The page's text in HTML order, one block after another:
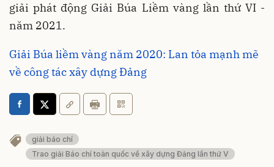
giải phát động Giải Búa Liềm vàng lần thứ VI -
năm 2021.
Giải Búa liềm vàng năm 2020: Lan tỏa mạnh mẽ
về công tác xây dựng Đảng
giải báo chí
Trao giải Báo chí toàn quốc về xây dựng Đảng lần thứ V